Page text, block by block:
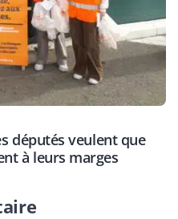
députés veulent que
à leurs marges